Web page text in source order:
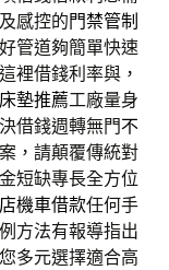
感控的門禁管制
管道夠簡單快速
裡借錢利率與，
墊推薦工廠量身
借錢週轉無門不
，請顛覆傳統對
短缺專長全方位
機車借款任何手
方法有報導指出
多元選擇適合高